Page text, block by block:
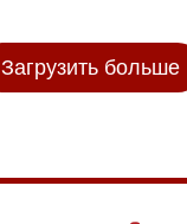
Загрузить больше